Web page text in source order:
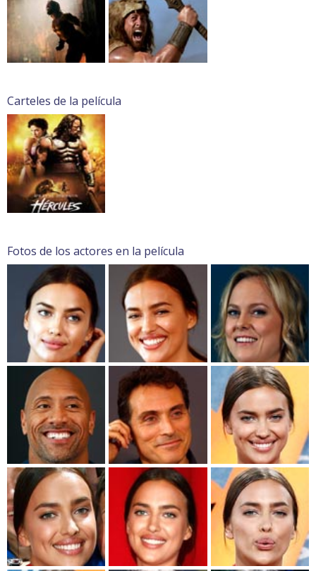
Carteles de la película
Fotos de los actores en la película